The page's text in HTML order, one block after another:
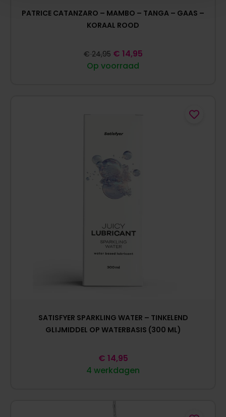
PATRICE CATANZARO – MAMBO – TANGA – GAAS –
KORAAL ROOD
Op voorraad
€ 24,95 € 14,95
SATISFYER SPARKLING WATER – TINKELEND
GLIJMIDDEL OP WATERBASIS (300 ML)
4 werkdagen
€ 14,95